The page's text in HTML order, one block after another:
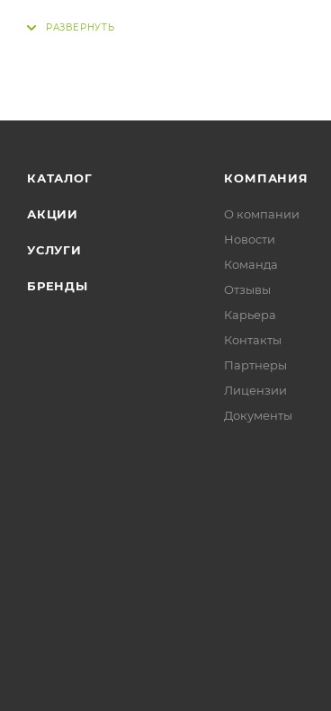
устойчив к большинству химических
КАТАЛОГ
АКЦИИ
УСЛУГИ
БРЕНДЫ
КОМПАНИЯ
О компании
Новости
Команда
Отзывы
Карьера
Контакты
Партнеры
Лицензии
Документы